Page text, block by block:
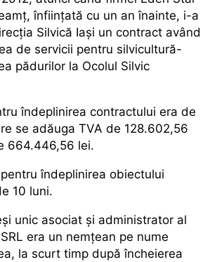
înființată cu un an înainte, i-a
Silvică Iași un contract având
de servicii pentru silvicultură-
pădurilor la Ocolul Silvic
îndeplinirea contractului era de
se adăuga TVA de 128.602,56
664.446,56 lei.
îndeplinirea obiectului
10 luni.
unic asociat și administrator al
era un nemțean pe nume
la scurt timp după încheierea